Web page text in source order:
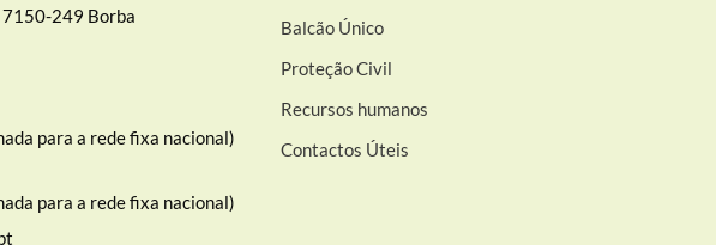
7150-249 Borba
para a rede fixa nacional)
para a rede fixa nacional)
Balcão Único
Proteção Civil
Recursos humanos
Contactos Úteis